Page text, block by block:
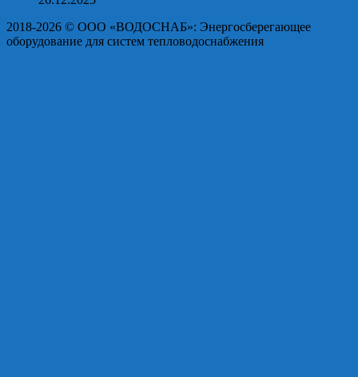
2018-2026 © OOO «ВОДОСНАБ»: Энергосберегающее
оборудование для систем тепловодоснабжения